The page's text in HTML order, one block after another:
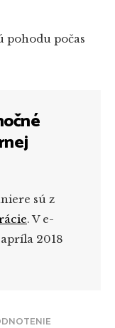
pohodu počas
sú z
. V e-
2018